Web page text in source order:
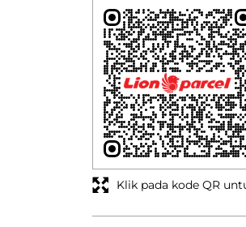
Klik pada kode QR